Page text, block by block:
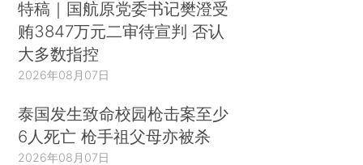
特稿｜国航原党委书记樊澄受
贿3847万元二审待宣判 否认
大多数指控
2026年08月07日
泰国发生致命校园枪击案至少
6人死亡 枪手祖父母亦被杀
2026年08月07日